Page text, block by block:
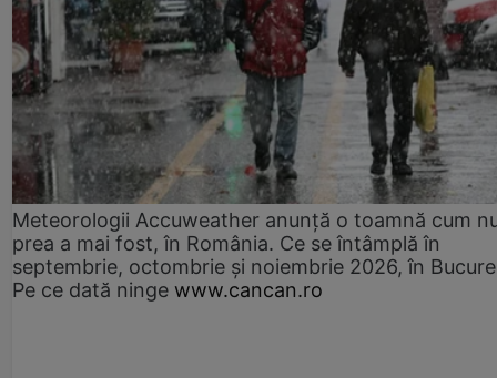
Meteorologii Accuweather anunță o toamnă cum
prea a mai fost, în România. Ce se întâmplă în
septembrie, octombrie și noiembrie 2026, în
Pe ce dată ninge www.cancan.ro